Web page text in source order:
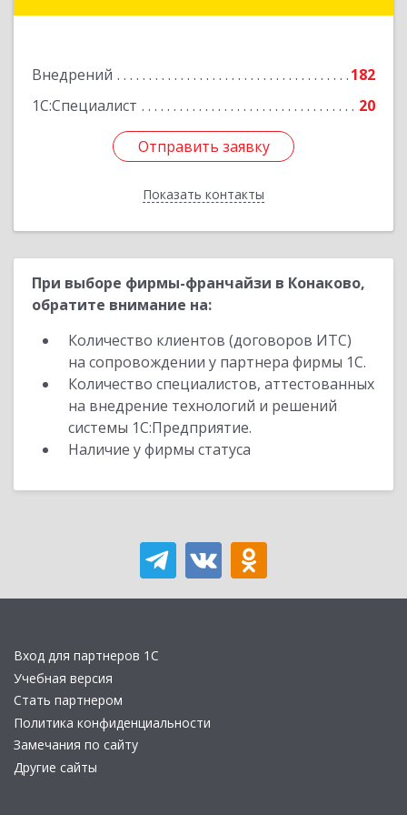
Внедрений
182
1С:Специалист
20
Отправить заявку
Показать контакты
Отправить заявку
Назад
При выборе фирмы-франчайзи в Конаково,
обратите внимание на:
Количество клиентов (договоров ИТС)
на сопровождении у партнера фирмы 1С.
Количество специалистов, аттестованных
на внедрение технологий и решений
системы 1С:Предприятие.
Наличие у фирмы статуса
Вход для партнеров 1С
Учебная версия
Стать партнером
Политика конфиденциальности
Замечания по сайту
Другие сайты